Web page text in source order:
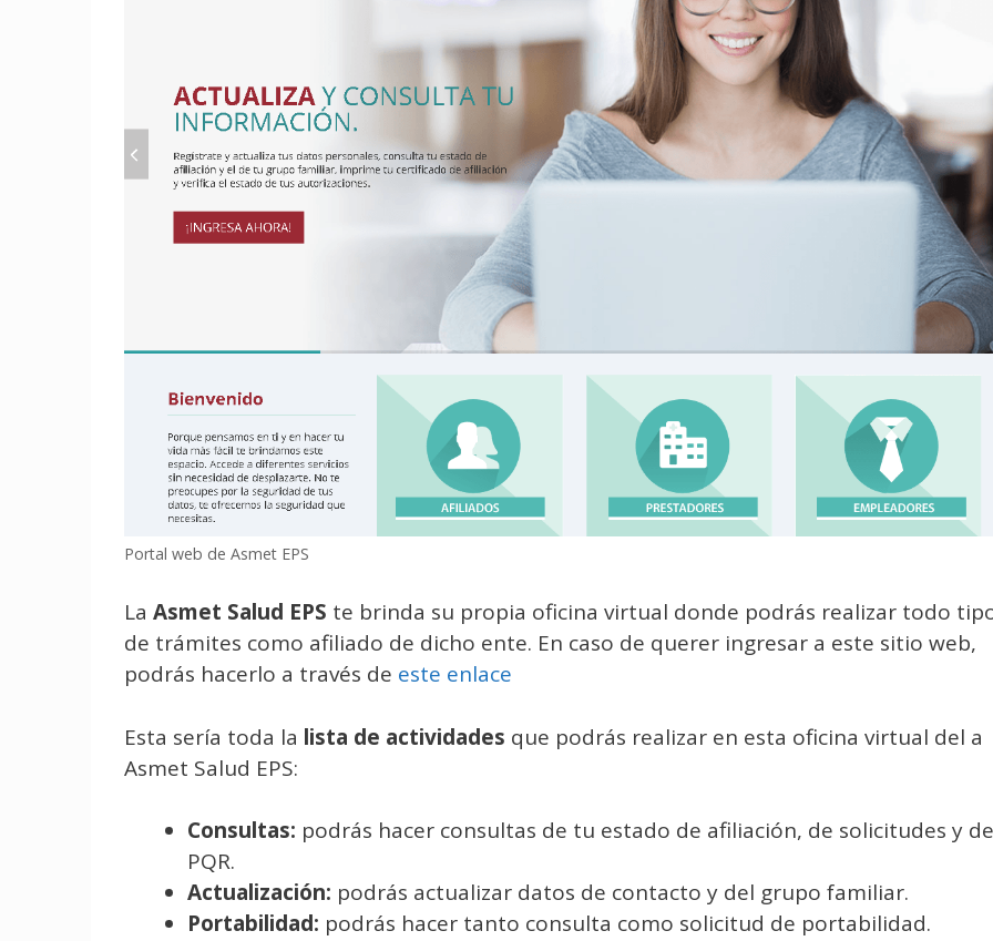
Portal web de Asmet EPS
La Asmet Salud EPS te brinda su propia oficina virtual donde podrás realizar todo
de trámites como afiliado de dicho ente. En caso de querer ingresar a este sitio web,
podrás hacerlo a través de este enlace
Esta sería toda la lista de actividades que podrás realizar en esta oficina virtual del a
Asmet Salud EPS:
Consultas: podrás hacer consultas de tu estado de afiliación, de solicitudes y de
PQR.
Actualización: podrás actualizar datos de contacto y del grupo familiar.
Portabilidad: podrás hacer tanto consulta como solicitud de portabilidad.